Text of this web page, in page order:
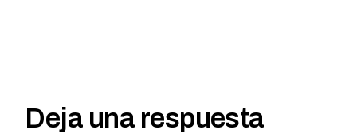
Deja una respuesta